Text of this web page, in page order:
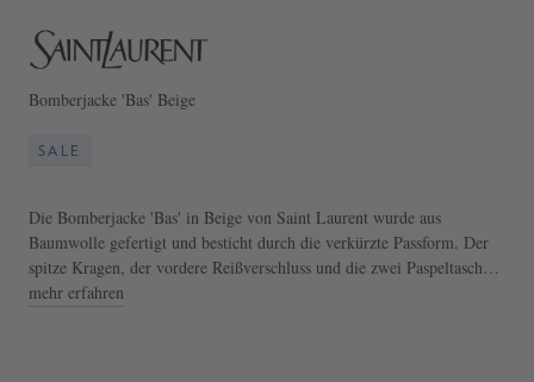
Bomberjacke 'Bas' Beige
SALE
Die Bomberjacke 'Bas' in Beige von Saint Laurent wurde aus
Baumwolle gefertigt und besticht durch die verkürzte Passform. Der
spitze Kragen, der vordere Reißverschluss und die zwei Paspeltaschen
runden das Design stilvoll ab. Der Hemdkragen ist verstellbar, ebenso
mehr erfahren